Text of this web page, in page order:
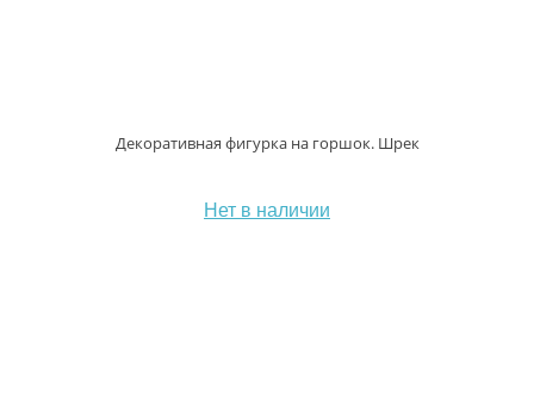
Декоративная фигурка на горшок. Шрек
Нет в наличии